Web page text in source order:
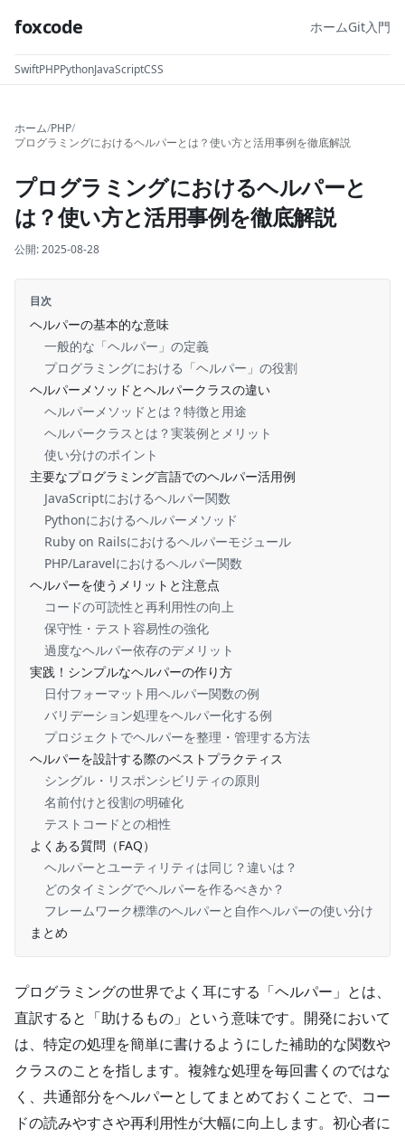
foxcode ホームGit入門
SwiftPHPPythonJavaScriptCSS
ホーム/PHP/
プログラミングにおけるヘルパーとは？使い方と活用事例を徹底解説
プログラミングにおけるヘルパーと
は？使い方と活用事例を徹底解説
公開:2025-08-28
目次
ヘルパーの基本的な意味
一般的な「ヘルパー」の定義
プログラミングにおける「ヘルパー」の役割
ヘルパーメソッドとヘルパークラスの違い
ヘルパーメソッドとは？特徴と用途
ヘルパークラスとは？実装例とメリット
使い分けのポイント
主要なプログラミング言語でのヘルパー活用例
JavaScriptにおけるヘルパー関数
Pythonにおけるヘルパーメソッド
Ruby on Railsにおけるヘルパーモジュール
PHP/Laravelにおけるヘルパー関数
ヘルパーを使うメリットと注意点
コードの可読性と再利用性の向上
保守性・テスト容易性の強化
過度なヘルパー依存のデメリット
実践！シンプルなヘルパーの作り方
日付フォーマット用ヘルパー関数の例
バリデーション処理をヘルパー化する例
プロジェクトでヘルパーを整理・管理する方法
ヘルパーを設計する際のベストプラクティス
シングル・リスポンシビリティの原則
名前付けと役割の明確化
テストコードとの相性
よくある質問（FAQ）
ヘルパーとユーティリティは同じ？違いは？
どのタイミングでヘルパーを作るべきか？
フレームワーク標準のヘルパーと自作ヘルパーの使い分け
まとめ
プログラミングの世界でよく耳にする「ヘルパー」とは、
直訳すると「助けるもの」という意味です。開発において
は、特定の処理を簡単に書けるようにした補助的な関数や
クラスのことを指します。複雑な処理を毎回書くのではな
く、共通部分をヘルパーとしてまとめておくことで、コー
ドの読みやすさや再利用性が大幅に向上します。初心者に